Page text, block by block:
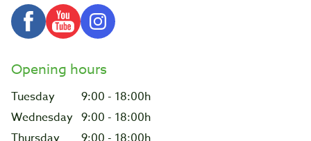
Opening hours
Tuesday
9:00 - 18:00h
Wednesday 9:00 - 18:00h